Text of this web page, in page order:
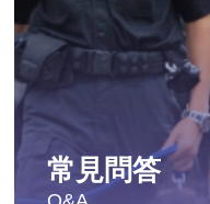
常見問答